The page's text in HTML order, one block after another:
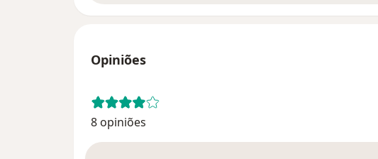
Opiniões
8 opiniões